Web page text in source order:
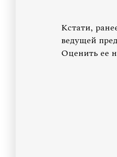
Кстати,
ведущей
Оценить ее